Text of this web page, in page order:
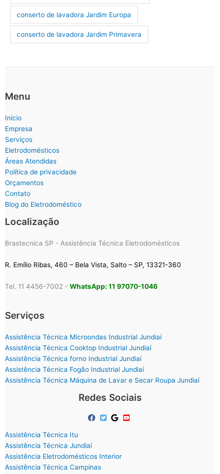
conserto de lavadora Jardim Europa
conserto de lavadora Jardim Primavera
Menu
Início
Empresa
Serviços
Eletrodomésticos
Áreas Atendidas
Política de privacidade
Orçamentos
Contato
Blog do Eletrodoméstico
Localização
Brastecnica SP - Assistência Técnica Eletrodomésticos
R. Emílio Ribas, 460 – Bela Vista, Salto – SP, 13321-360
Tel. 11 4456-7002 - WhatsApp: 11 97070-1046
Serviços
Assistência Técnica Microondas Industrial Jundiaí
Assistência Técnica Cooktop Industrial Jundiaí
Assistência Técnica forno Industrial Jundiaí
Assistência Técnica Fogão Industrial Jundiaí
Assistência Técnica Máquina de Lavar e Secar Roupa Jundiaí
Redes Sociais
Assistência Técnica Itu
Assistência Técnica Jundiaí
Assistência Eletrodomésticos Interior
Assistência Técnica Campinas